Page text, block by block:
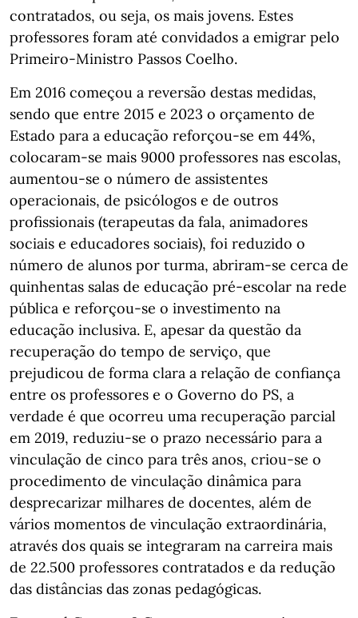
contratados, ou seja, os mais jovens. Estes
professores foram até convidados a emigrar pelo
Primeiro-Ministro Passos Coelho.
Em 2016 começou a reversão destas medidas,
sendo que entre 2015 e 2023 o orçamento de
Estado para a educação reforçou-se em 44%,
colocaram-se mais 9000 professores nas escolas,
aumentou-se o número de assistentes
operacionais, de psicólogos e de outros
profissionais (terapeutas da fala, animadores
sociais e educadores sociais), foi reduzido o
número de alunos por turma, abriram-se cerca de
quinhentas salas de educação pré-escolar na rede
pública e reforçou-se o investimento na
educação inclusiva. E, apesar da questão da
recuperação do tempo de serviço, que
prejudicou de forma clara a relação de confiança
entre os professores e o Governo do PS, a
verdade é que ocorreu uma recuperação parcial
em 2019, reduziu-se o prazo necessário para a
vinculação de cinco para três anos, criou-se o
procedimento de vinculação dinâmica para
desprecarizar milhares de docentes, além de
vários momentos de vinculação extraordinária,
através dos quais se integraram na carreira mais
de 22.500 professores contratados e da redução
das distâncias das zonas pedagógicas.